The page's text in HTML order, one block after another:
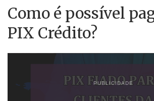
Como é possível
PIX Crédito?
PUBLICIDADE